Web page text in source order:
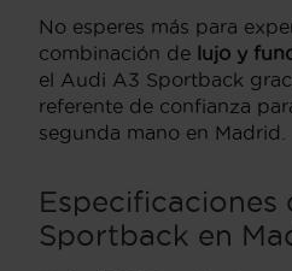
No esperes más para
combinación de lujo y
el Audi A3 Sportback
referente de confianza
segunda mano en Madrid.
Especificaciones
Sportback en